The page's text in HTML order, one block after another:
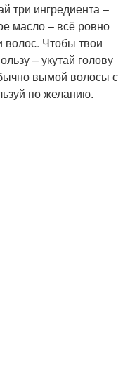
три ингредиента –
масло – всё ровно
волос. Чтобы твои
– укутай голову
вымой волосы с
по желанию.